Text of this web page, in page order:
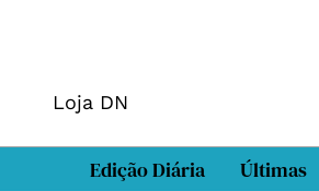
Loja DN
Edição Diária Últimas